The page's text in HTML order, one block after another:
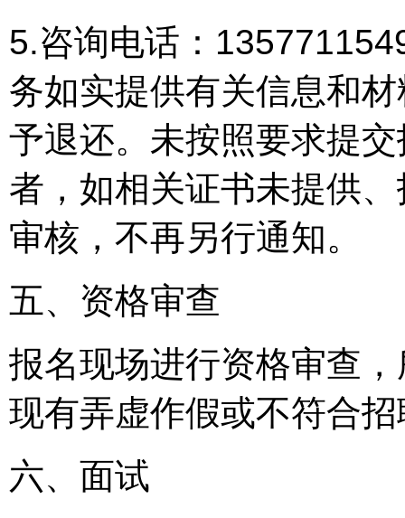
5.咨询电话：
务如实提供有关信息和
予退还。未按照要求提
者，如相关证书未提供
审核，不再另行通知。
五、资格审查
报名现场进行资格审查
现有弄虚作假或不符合
六、面试